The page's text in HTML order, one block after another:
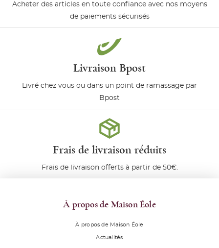
Acheter des articles en toute confiance avec nos moyens
de paiements sécurisés
Livraison Bpost
Livré chez vous ou dans un point de ramassage par
Bpost
Frais de livraison réduits
Frais de livraison offerts à partir de 50€.
À propos de Maison Éole
À propos de Maison Éole
Actualités